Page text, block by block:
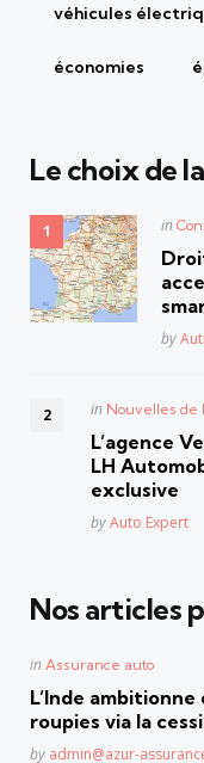
véhicules
économies
Le choix de
in
by
Posted
in Nouvelles de
L’agence
LH
exclusive
Posted
byAuto Expert
Nos articles
Posted
in Assurance auto
L’Inde ambitionne
roupies via la
Posted
by admin@azur-